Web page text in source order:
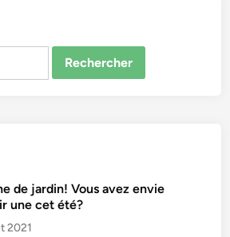
de jardin! Vous avez envie
une cet été?
2021